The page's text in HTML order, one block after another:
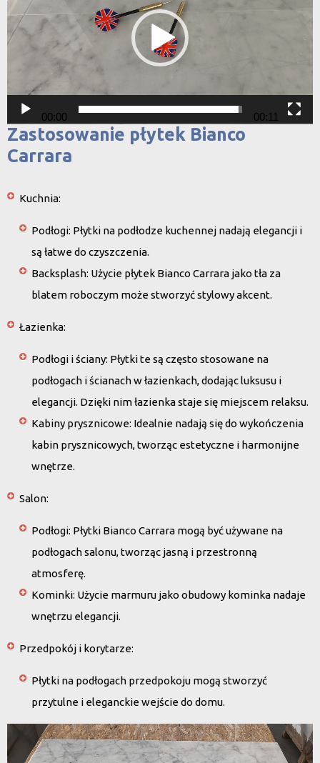
00:00 00:11
Zastosowanie płytek Bianco
Carrara
Kuchnia:
Podłogi: Płytki na podłodze kuchennej nadają elegancji i
są łatwe do czyszczenia.
Backsplash: Użycie płytek Bianco Carrara jako tła za
blatem roboczym może stworzyć stylowy akcent.
Łazienka:
Podłogi i ściany: Płytki te są często stosowane na
podłogach i ścianach w łazienkach, dodając luksusu i
elegancji. Dzięki nim łazienka staje się miejscem relaksu.
Kabiny prysznicowe: Idealnie nadają się do wykończenia
kabin prysznicowych, tworząc estetyczne i harmonijne
wnętrze.
Salon:
Podłogi: Płytki Bianco Carrara mogą być używane na
podłogach salonu, tworząc jasną i przestronną
atmosferę.
Kominki: Użycie marmuru jako obudowy kominka nadaje
wnętrzu elegancji.
Przedpokój i korytarze:
Płytki na podłogach przedpokoju mogą stworzyć
przytulne i eleganckie wejście do domu.
Odtwarzacz
video